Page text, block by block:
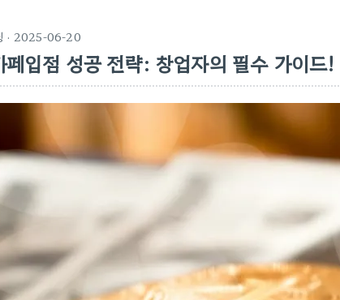
· 2025-06-20
페입점 성공 전략: 창업자의 필수 가이드!